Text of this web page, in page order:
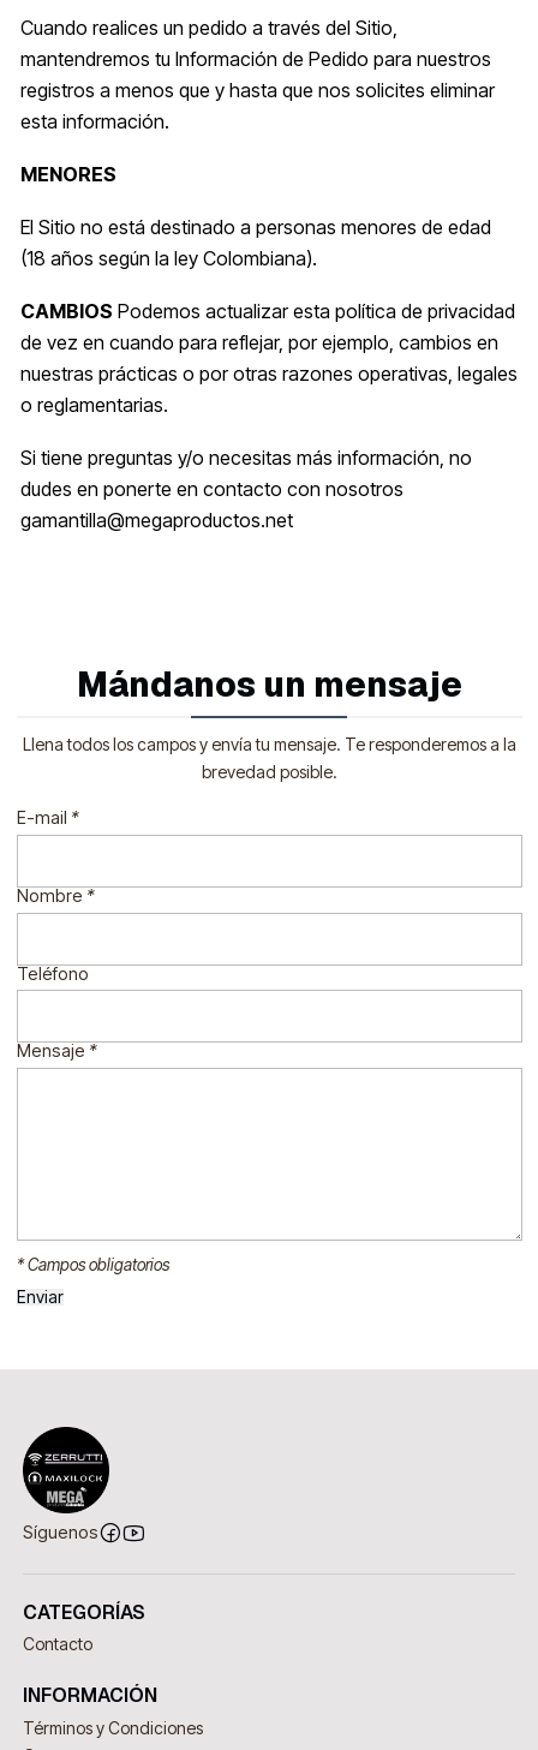
Cuando realices un pedido a través del Sitio,
mantendremos tu Información de Pedido para nuestros
registros a menos que y hasta que nos solicites eliminar
esta información.
MENORES
El Sitio no está destinado a personas menores de edad
(18 años según la ley Colombiana).
CAMBIOS Podemos actualizar esta política de privacidad
de vez en cuando para reflejar, por ejemplo, cambios en
nuestras prácticas o por otras razones operativas, legales
o reglamentarias.
Si tiene preguntas y/o necesitas más información, no
dudes en ponerte en contacto con nosotros
gamantilla@megaproductos.net
Mándanos un mensaje
Llena todos los campos y envía tu mensaje. Te responderemos a la
brevedad posible.
E-mail *
Nombre *
Teléfono
Mensaje *
* Campos obligatorios
Síguenos
CATEGORÍAS
Contacto
INFORMACIÓN
Términos y Condiciones